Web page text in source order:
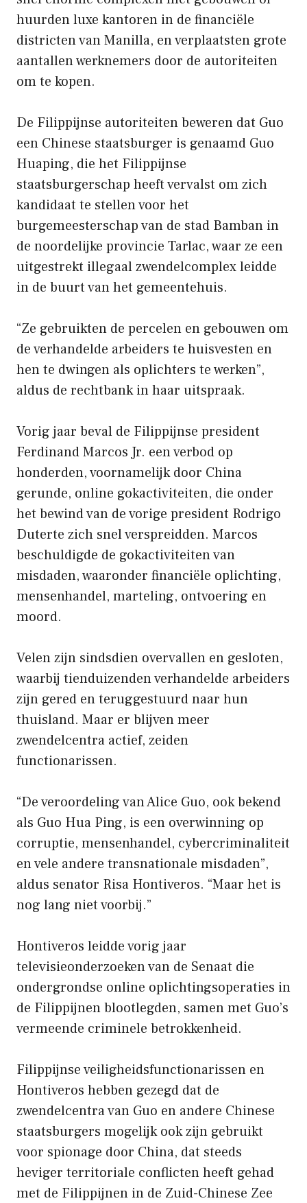
huurden luxe kantoren in de financiële
districten van Manilla, en verplaatsten grote
aantallen werknemers door de autoriteiten
om te kopen.
De Filippijnse autoriteiten beweren dat Guo
een Chinese staatsburger is genaamd Guo
Huaping, die het Filippijnse
staatsburgerschap heeft vervalst om zich
kandidaat te stellen voor het
burgemeesterschap van de stad Bamban in
de noordelijke provincie Tarlac, waar ze een
uitgestrekt illegaal zwendelcomplex leidde
in de buurt van het gemeentehuis.
“Ze gebruikten de percelen en gebouwen om
de verhandelde arbeiders te huisvesten en
hen te dwingen als oplichters te werken”,
aldus de rechtbank in haar uitspraak.
Vorig jaar beval de Filippijnse president
Ferdinand Marcos Jr. een verbod op
honderden, voornamelijk door China
gerunde, online gokactiviteiten, die onder
het bewind van de vorige president Rodrigo
Duterte zich snel verspreidden. Marcos
beschuldigde de gokactiviteiten van
misdaden, waaronder financiële oplichting,
mensenhandel, marteling, ontvoering en
moord.
Velen zijn sindsdien overvallen en gesloten,
waarbij tienduizenden verhandelde arbeiders
zijn gered en teruggestuurd naar hun
thuisland. Maar er blijven meer
zwendelcentra actief, zeiden
functionarissen.
“De veroordeling van Alice Guo, ook bekend
als Guo Hua Ping, is een overwinning op
corruptie, mensenhandel, cybercriminaliteit
en vele andere transnationale misdaden”,
aldus senator Risa Hontiveros. “Maar het is
nog lang niet voorbij.”
Hontiveros leidde vorig jaar
televisieonderzoeken van de Senaat die
ondergrondse online oplichtingsoperaties in
de Filippijnen blootlegden, samen met Guo’s
vermeende criminele betrokkenheid.
Filippijnse veiligheidsfunctionarissen en
Hontiveros hebben gezegd dat de
zwendelcentra van Guo en andere Chinese
staatsburgers mogelijk ook zijn gebruikt
voor spionage door China, dat steeds
heviger territoriale conflicten heeft gehad
met de Filippijnen in de Zuid-Chinese Zee